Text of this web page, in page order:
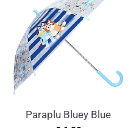
Paraplu Bluey Blue